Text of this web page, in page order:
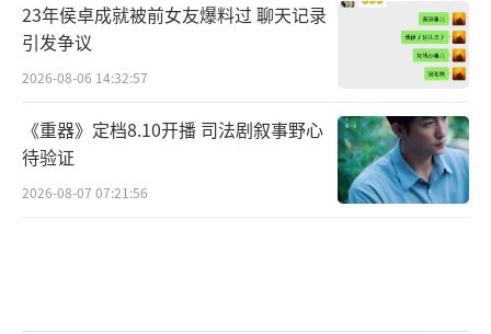
23年侯卓成就被前女友爆料过 聊天记录
引发争议
2026-08-06 14:32:57
《重器》定档8.10开播 司法剧叙事野心
待验证
2026-08-07 07:21:56